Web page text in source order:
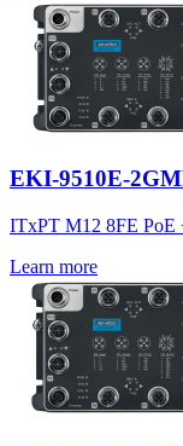
EKI-9510E-
ITxPT M12 8FE PoE
Learn more